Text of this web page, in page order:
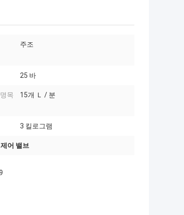
주조
25 바
목
15개 Ｌ / 분
3 킬로그램
어 밸브